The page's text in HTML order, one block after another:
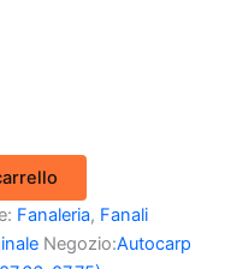
Fanaleria, Fanali
Negozio:Autocarp